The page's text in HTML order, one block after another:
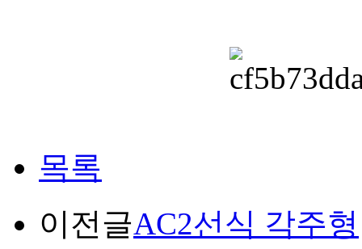
목록
이전글AC2선식 각주형